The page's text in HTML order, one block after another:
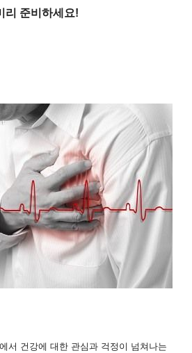
리 준비하세요!
서 건강에 대한 관심과 걱정이 넘쳐나는